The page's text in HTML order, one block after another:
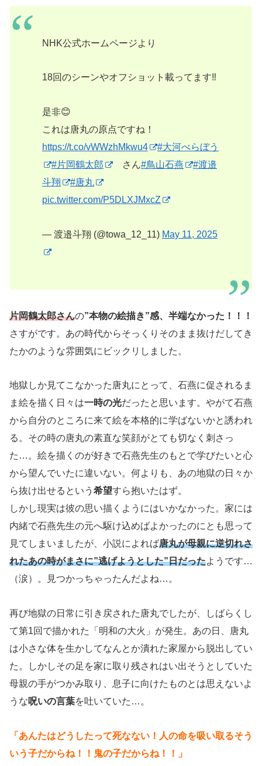
NHK公式ホームページより
18回のシーンやオフショット載ってます‼︎
是非😊
これは唐丸の原点ですね！
https://t.co/vWWzhMkwu4
#大河べらぼう
#片岡鶴太郎
さん#鳥山石燕
#渡邉
斗翔
#唐丸
pic.twitter.com/P5DLXJMxcZ
— 渡邉斗翔 (@towa_12_11) May 11, 2025
片岡鶴太郎さんの”本物の絵描き”感、半端なかった！！！
さすがです。あの時代からそっくりそのまま抜けだしてき
たかのような雰囲気にビックリしました。
地獄しか見てこなかった唐丸にとって、石燕に促されるま
ま絵を描く日々は一時の光だったと思います。やがて石燕
から自分のところに来て絵を本格的に学ばないかと誘われ
る。その時の唐丸の素直な笑顔がとても切なく刺さっ
た…。絵を描くのが好きで石燕先生のもとで学びたいと心
から望んでいたに違いない。何よりも、あの地獄の日々か
ら抜け出せるという 希望すら抱いたはず。
しかし現実は彼の思い描くようにはいかなかった。家には
内緒で石燕先生の元へ駆け込めばよかったのにとも思って
見てしまいましたが、小説によれば唐丸が母親に逆切れさ
れたあの時がまさに”逃げようとした”日だったようです…
（涙）。見つかっちゃったんだよね…。
再び地獄の日常に引き戻された唐丸でしたが、しばらくし
て第1回で描かれた「明和の大火」が発生。あの日、唐丸
は小さな体を生かしてなんとか潰れた家屋から脱出してい
た。しかしその足を家に取り残されはい出そうとしていた
母親の手がつかみ取り、息子に向けたものとは思えないよ
うな呪いの言葉を吐いていた…。
「あんたはどうしたって死なない！人の命を吸い取るそう
いう子だからね！！鬼の子だからね！！」